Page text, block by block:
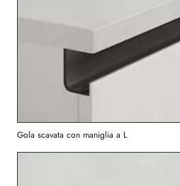
Gola scavata con maniglia a L